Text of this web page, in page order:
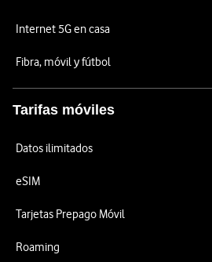
Internet 5G en casa
Fibra, móvil y fútbol
Tarifas móviles
Datos ilimitados
eSIM
Tarjetas Prepago Móvil
Roaming